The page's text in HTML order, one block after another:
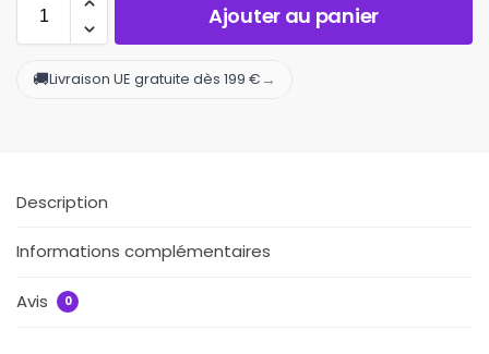
Ajouter au panier
🚚Livraison UE gratuite dès 199 € →
Description
Informations complémentaires
Avis 0